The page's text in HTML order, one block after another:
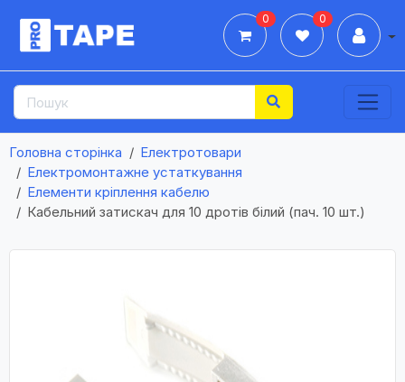
0 0
Головна сторінка
Електротовари
Електромонтажне устаткування
Елементи кріплення кабелю
Кабельний затискач для 10 дротів білий (пач. 10 шт.)